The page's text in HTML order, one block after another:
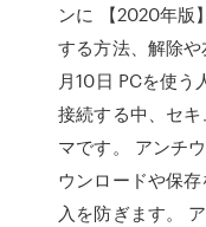
ンに 【2020年版
する方法、解除
月10日 PCを使う
接続する中、セ
マです。 アンチ
ウンロードや保
入を防ぎます。